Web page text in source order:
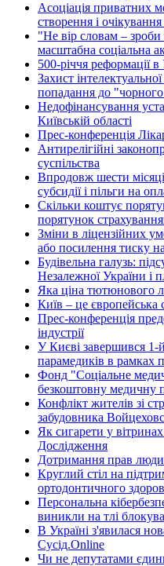
Асоціація приватних
створення і очікування
"Не вір словам – зроби
масштабна соціальна
500-річчя реформації в
Захист
попадання до
Недофінансування
Київській області
Прес-конференція
Антирелігійні
суспільства
Впродовж шести
субсидії і пільги на
Скільки коштує
порятунок
Зміни в ліцензійних
або посилення тиску
Будівельна галузь:
Незалежної України і
Яка ціна тютюнового
Київ – це європейська
Прес-конференція
індустрії
У Києві завершився 1-
парамедиків в
Фонд "Соціальне
безкоштовну медичну
Конфлікт жителів зі
забудовника
Як сигарети у
Дослідження
Дотримання прав
Круглий стіл на
ортодонтичного
Персональна
виникли на тлі
В Україні з'явилася
Сусід.Online
Чи не депутатами